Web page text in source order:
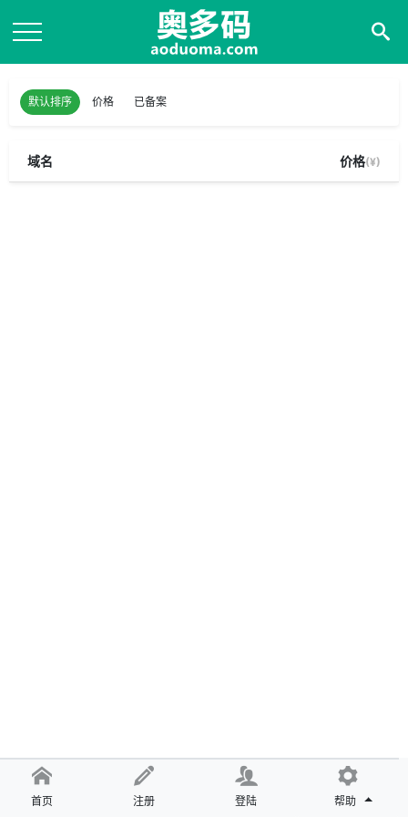
默认排序 价格 已备案
域名 价格(¥)
首页 注册 登陆 帮助